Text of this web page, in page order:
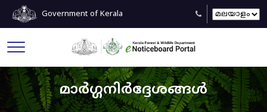
Government of Kerala
മാർഗ്ഗനിർദ്ദേശങ്ങൾ